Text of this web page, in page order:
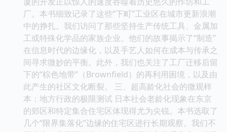
厂。本书细致记录了这些“下町”工业区在城市更新浪潮
中的挣扎。我们访问了那些坚持生产传统工具、金属加
工或特殊化学品的家族企业。他们的故事揭示了“制造”
在信息时代的边缘化，以及手艺人如何在成本与传承之
间寻求微妙的平衡。此外，我们也关注了工厂迁移后留
下的“棕色地带”（Brownfield）的再利用困境，以及由
此产生的社区文化断裂。 三、超高龄化社会的微观样
本：地方行政的极限测试 日本社会老龄化现象在东京
的郊区和特定集合住宅区体现得尤为尖锐。本书选取了
几个“限界集落化”边缘的住宅区进行长期观察。我们不